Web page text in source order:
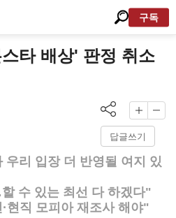
구독
타 배상' 판정 취소
답글쓰기
리 입장 더 반영될 여지 있
수 있는 최선 다 하겠다"
현직 모피아 재조사 해야"